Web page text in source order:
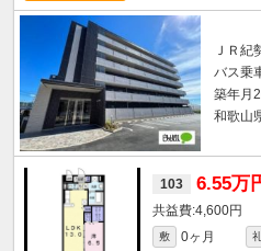
ＪＲ紀
バス乗
築年月
和歌山
103 6.55万
4,600円
敷 0ヶ月